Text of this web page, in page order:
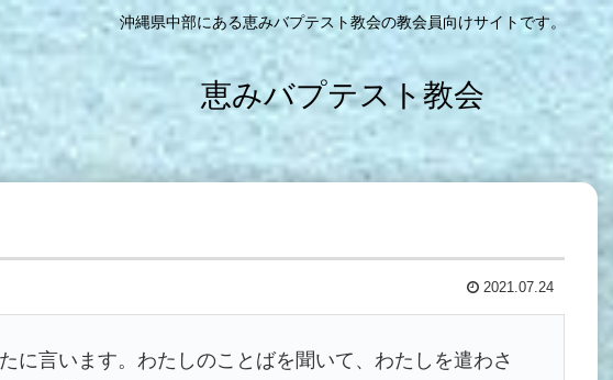
沖縄県中部にある恵みバプテスト教会の教会員向けサイトです。
恵みバプテスト教会
2021.07.24
に言います。わたしのことばを聞いて、わたしを遣わさ